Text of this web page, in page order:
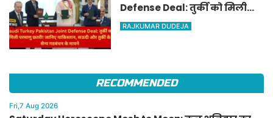
Defense Deal: तुर्की को मिली
परमाणु छतरी! जानिए पाकिस्तान,
RAJKUMAR DUDEJA
RECOMMENDED
Fri,7 Aug 2026